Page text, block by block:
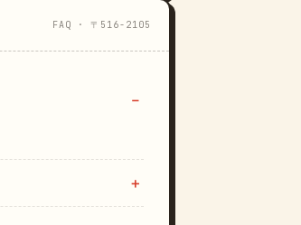
FAQ · 〒516-2105